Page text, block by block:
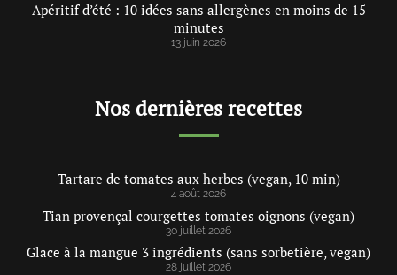
Apéritif d’été : 10 idées sans allergènes en moins de 15
minutes
13 juin 2026
Nos dernières recettes
Tartare de tomates aux herbes (vegan, 10 min)
4 août 2026
Tian provençal courgettes tomates oignons (vegan)
30 juillet 2026
Glace à la mangue 3 ingrédients (sans sorbetière, vegan)
28 juillet 2026